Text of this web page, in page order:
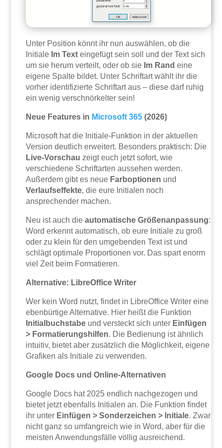
Unter Position könnt ihr nun auswählen, ob die
Initiale Im Text eingefügt sein soll und der Text sich
um sie herum verteilt, oder ob sie Im Rand eine
eigene Spalte bildet. Unter Schriftart wählt ihr die
vorher identifizierte Schriftart aus – diese darf ruhig
ein wenig verschnörkelter sein!
Neue Features in Microsoft 365 (2026)
Microsoft hat die Initiale-Funktion in der aktuellen
Version deutlich erweitert. Besonders praktisch: Die
Live-Vorschau zeigt euch jetzt sofort, wie
verschiedene Schriftarten aussehen werden.
Außerdem gibt es neue Farboptionen und
Verlaufseffekte, die eure Initialen noch
ansprechender machen.
Neu ist auch dieautomatische Größenanpassung:
Word erkennt automatisch, ob eure Initiale zu groß
oder zu klein für den umgebenden Text ist und
schlägt optimale Proportionen vor. Das spart enorm
viel Zeit beim Formatieren.
Alternative: LibreOffice Writer
Wer kein Word nutzt, findet in LibreOffice Writer eine
ebenbürtige Alternative. Hier heißt die Funktion
Initialbuchstabe und versteckt sich unter Einfügen
> Formatierungshilfen. Die Bedienung ist ähnlich
intuitiv, bietet aber zusätzlich die Möglichkeit, eigene
Grafiken als Initiale zu verwenden.
Google Docs und Online-Alternativen
Google Docs hat 2025 endlich nachgezogen und
bietet jetzt ebenfalls Initialen an. Die Funktion findet
ihr unter Einfügen > Sonderzeichen > Initiale. Zwar
nicht ganz so umfangreich wie in Word, aber für die
meisten Anwendungsfälle völlig ausreichend.